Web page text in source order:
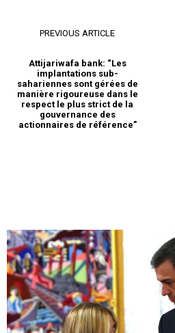
PREVIOUS ARTICLE
Attijariwafa bank: “Les
implantations sub-
sahariennes sont gérées de
manière rigoureuse dans le
respect le plus strict de la
gouvernance des
actionnaires de référence”